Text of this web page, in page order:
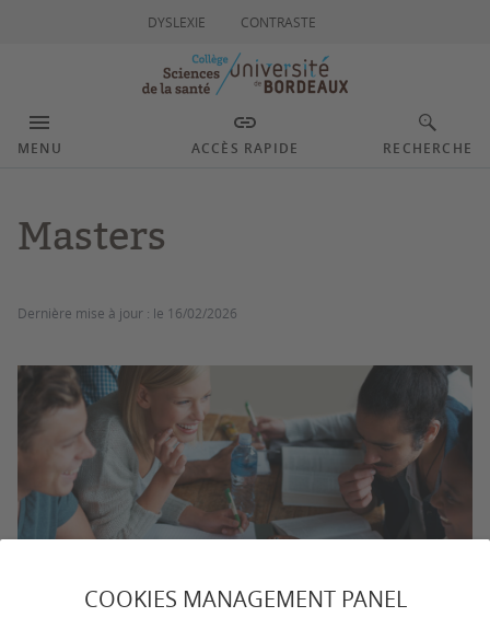
COOKIES MANAGEMENT PANEL
DYSLEXIE CONTRASTE
MENU ACCÈS RAPIDE RECHERCHE
Masters
Dernière mise à jour : le 16/02/2026